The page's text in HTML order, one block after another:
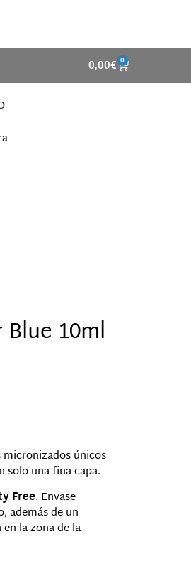
0,00€ 0
10ml
únicos
solo una fina capa.
Free. Envase
además de un
la zona de la